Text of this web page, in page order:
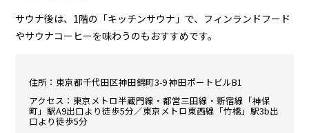
サウナ後は、1階の「キッチンサウナ」で、フィンランドフード
やサウナコーヒーを味わうのもおすすめです。
住所：東京都千代田区神田錦町3-9 神田ポートビルB1
アクセス：東京メトロ半蔵門線・都営三田線・新宿線「神保
町」駅A9出口より徒歩5分／東京メトロ東西線「竹橋」駅3b出
口より徒歩5分